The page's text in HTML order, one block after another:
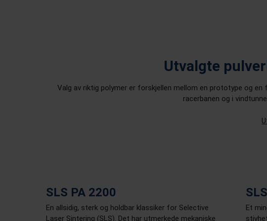
Utvalgte
Valg av riktig polymer er forskjellen mellom en prototype og
racerbanen og i
SLS PA 2200
En allsidig, sterk og holdbar klassiker for Selective
Laser Sintering (SLS). Det har utmerkede mekaniske
Et